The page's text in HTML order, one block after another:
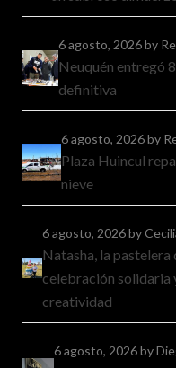
6 agosto, 2026by
Neuquén entregó
definitiva
6 agosto, 2026by
Plaza Huincul
nieve
6 agosto, 2026by
Natasha, la pastelera
celebración solidaria
creatividad
6 agosto, 2026by